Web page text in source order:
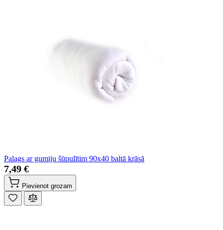
Palags ar gumiju šūpulītim 90x40 baltā krāsā
7,49 €
Pievienot grozam